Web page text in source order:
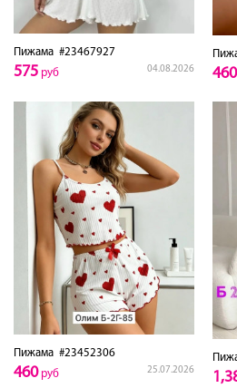
Пижама #23467927
04.08.2026
575 руб 460
Пижама #23452306
25.07.2026
460руб